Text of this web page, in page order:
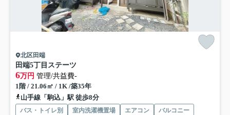
北区田端
田端5丁目ステーツ
6万円 管理/共益費-
1階 / 21.06㎡ / 1K /築35年
山手線「駒込」駅 徒歩8分
バス・トイレ別 室内洗濯機置場 エアコン
バルコニー